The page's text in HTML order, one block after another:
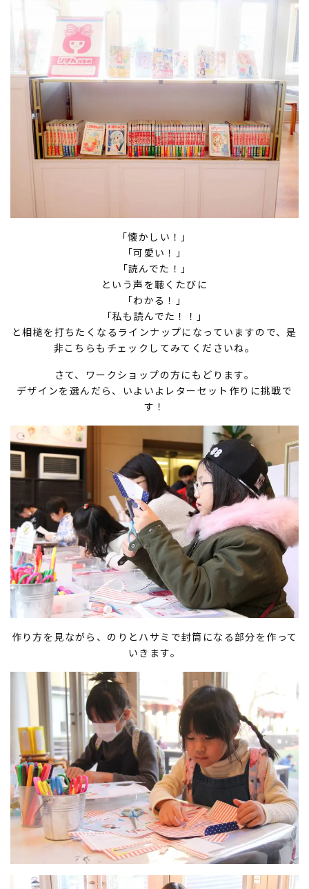
「懐かしい！」
「可愛い！」
「読んでた！」
という声を聴くたびに
「わかる！」
「私も読んでた！！」
と相槌を打ちたくなるラインナップになっていますので、是
非こちらもチェックしてみてくださいね。
さて、ワークショップの方にもどります。
デザインを選んだら、いよいよレターセット作りに挑戦で
す！
作り方を見ながら、のりとハサミで封筒になる部分を作って
いきます。